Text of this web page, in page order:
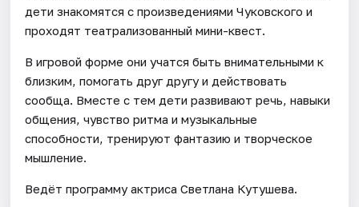
дети знакомятся с произведениями Чуковского и
проходят театрализованный мини-квест.
В игровой форме они учатся быть внимательными к
близким, помогать друг другу и действовать
сообща. Вместе с тем дети развивают речь, навыки
общения, чувство ритма и музыкальные
способности, тренируют фантазию и творческое
мышление.
Ведёт программу актриса Светлана Кутушева.